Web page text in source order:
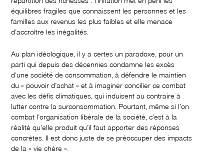
équilibres fragiles que connaissent les personnes et les
familles aux revenus les plus faibles et elle menace
d’accroître les inégalités.
Au plan idéologique, il y a certes un paradoxe, pour un
parti qui depuis des décennies condamne les excès
d’une société de consommation, à défendre le maintien
du « pouvoir d’achat » et à imaginer concilier ce combat
avec les défis climatiques, qui induisent au contraire à
lutter contre la surconsommation. Pourtant, même si l’on
combat l’organisation libérale de la société, c’est à la
réalité qu’elle produit qu’il faut apporter des réponses
concrètes. Il est donc juste de se préoccuper des impacts
de la « vie chère ».